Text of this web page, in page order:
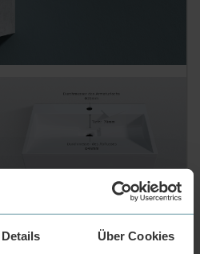
Details Über Cookies